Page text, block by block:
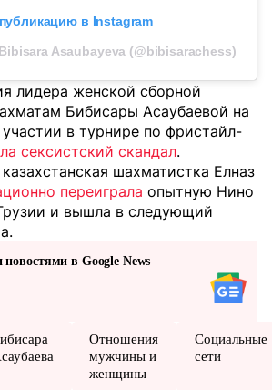
в Instagram
Asaubayeva (@bibisarachess)
лидера женской сборной
Бибисары Асаубаевой на
в турнире по фристайл-
сексистский скандал.
шахматистка Елназ
переиграла опытную Нино
и вышла в следующий
в Google News
Отношения
мужчины и
женщины
Социальные
сети